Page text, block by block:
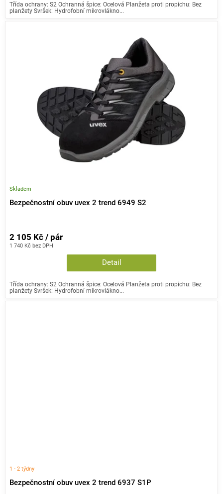
Třída ochrany: S2 Ochranná špice: Ocelová Planžeta proti propichu: Bez
planžety Svršek: Hydrofobní mikrovlákno...
Bezpečnostní obuv uvex 2 trend 6949 S2
Skladem
1 740 Kč bez DPH
2 105 Kč / pár
Detail
Třída ochrany: S2 Ochranná špice: Ocelová Planžeta proti propichu: Bez
planžety Svršek: Hydrofobní mikrovlákno...
Bezpečnostní obuv uvex 2 trend 6937 S1P
1 - 2 týdny